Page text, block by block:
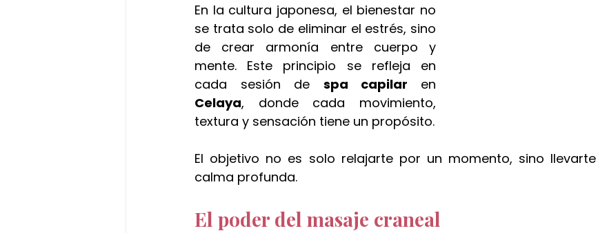
En la cultura japonesa, el bienestar no
se trata solo de eliminar el estrés, sino
de crear armonía entre cuerpo y
mente. Este principio se refleja en
cada sesión de spa capilar
Celaya, donde cada movimiento,
textura y sensación tiene un propósito.
El objetivo no es solo relajarte por un momento, sino
calma profunda.
El poder del masaje craneal